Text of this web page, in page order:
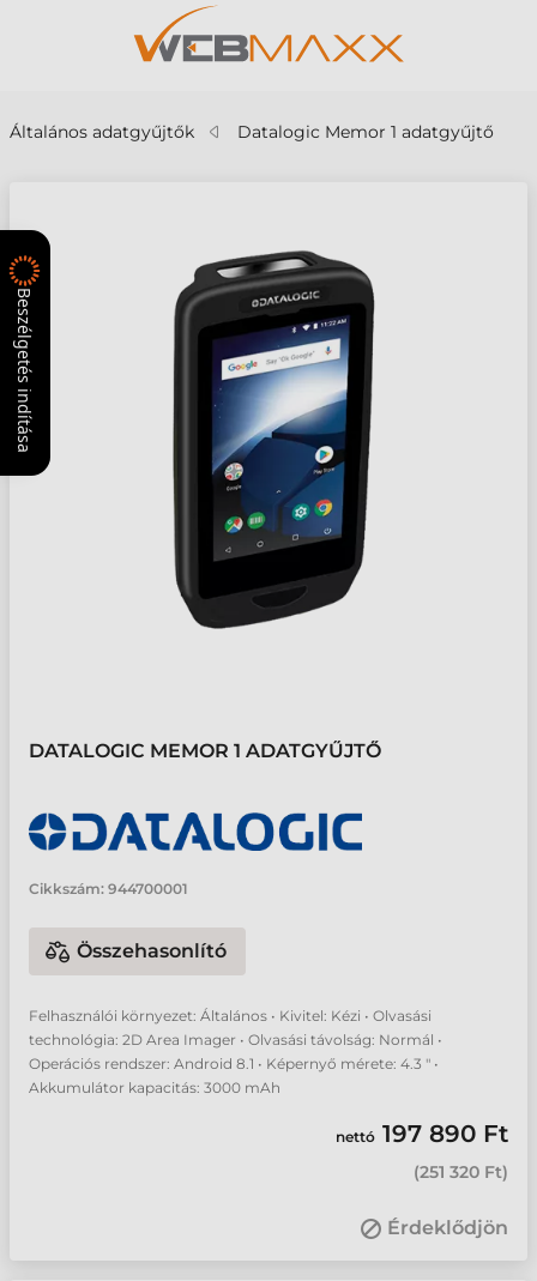
Általános adatgyűjtők Datalogic Memor 1 adatgyűjtő
DATALOGIC MEMOR 1 ADATGYŰJTŐ
Cikkszám: 944700001
Összehasonlító
Felhasználói környezet: Általános • Kivitel: Kézi • Olvasási
technológia: 2D Area Imager • Olvasási távolság: Normál •
Operációs rendszer: Android 8.1 • Képernyő mérete: 4.3 " •
Akkumulátor kapacitás: 3000 mAh
nettó 197 890 Ft
(251 320 Ft)
Érdeklődjön
Beszélgetés indítása